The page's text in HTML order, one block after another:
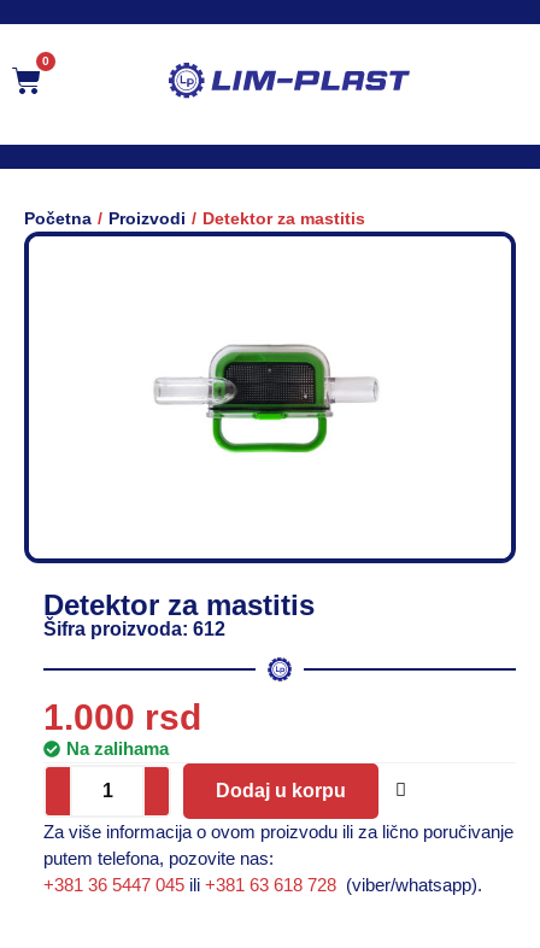
0
Početna / Proizvodi / Detektor za mastitis
Detektor za mastitis
Šifra proizvoda: 612
Za više informacija o ovom proizvodu ili za lično poručivanje
putem telefona, pozovite nas:
+381 36 5447 045 ili +381 63 618 728 (viber/whatsapp).
1.000 rsd
Na zalihama
Dodaj u korpu